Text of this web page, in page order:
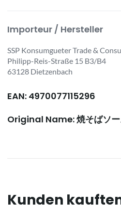
Importeur / Hersteller
SSP Konsumgueter Trade &
Philipp-Reis-Straße 15 B3/B4
63128 Dietzenbach
EAN: 4970077115296
Original Name: 焼そばソ
Kunden